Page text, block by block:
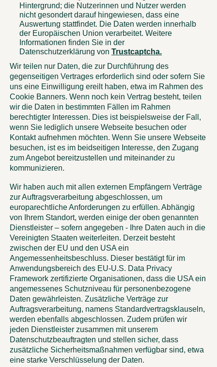
Hintergrund; die Nutzerinnen und Nutzer werden
nicht gesondert darauf hingewiesen, dass eine
Auswertung stattfindet. Die Daten werden innerhalb
der Europäischen Union verarbeitet. Weitere
Informationen finden Sie in der
Datenschutzerklärung von Trustcaptcha.
Wir teilen nur Daten, die zur Durchführung des
gegenseitigen Vertrages erforderlich sind oder sofern Sie
uns eine Einwilligung ereilt haben, etwa im Rahmen des
Cookie Banners. Wenn noch kein Vertrag besteht, teilen
wir die Daten in bestimmten Fällen im Rahmen
berechtigter Interessen. Dies ist beispielsweise der Fall,
wenn Sie lediglich unsere Webseite besuchen oder
Kontakt aufnehmen möchten. Wenn Sie unsere Webseite
besuchen, ist es im beidseitigen Interesse, den Zugang
zum Angebot bereitzustellen und miteinander zu
kommunizieren.
Wir haben auch mit allen externen Empfängern Verträge
zur Auftragsverarbeitung abgeschlossen, um
europarechtliche Anforderungen zu erfüllen. Abhängig
von Ihrem Standort, werden einige der oben genannten
Dienstleister – sofern angegeben - Ihre Daten auch in die
Vereinigten Staaten weiterleiten. Derzeit besteht
zwischen der EU und den USA ein
Angemessenheitsbeschluss. Dieser bestätigt für im
Anwendungsbereich des EU-U.S. Data Privacy
Framework zertifizierte Organisationen, dass die USA ein
angemessenes Schutzniveau für personenbezogene
Daten gewährleisten. Zusätzliche Verträge zur
Auftragsverarbeitung, namens Standardvertragsklauseln,
werden ebenfalls abgeschlossen. Zudem prüfen wir
jeden Dienstleister zusammen mit unserem
Datenschutzbeauftragten und stellen sicher, dass
zusätzliche Sicherheitsmaßnahmen verfügbar sind, etwa
eine starke Verschlüsselung der Daten.